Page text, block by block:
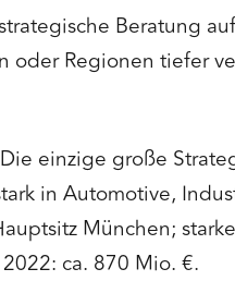
Beratung
oder Regionen tiefer
einzige große
in Automotive,
München;
ca. 870 Mio. €.